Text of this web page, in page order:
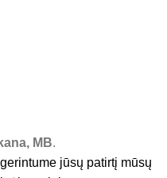
MB.
jūsų patirtį mūsų